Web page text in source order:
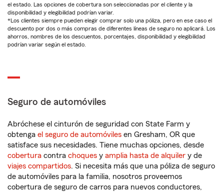
el estado. Las opciones de cobertura son seleccionadas por el cliente y la
disponibilidad y elegibilidad podrían variar.
*Los clientes siempre pueden elegir comprar solo una póliza, pero en ese caso el
descuento por dos o más compras de diferentes líneas de seguro no aplicará. Los
ahorros, nombres de los descuentos, porcentajes, disponibilidad y elegibilidad
podrían variar según el estado.
Seguro de automóviles
Abróchese el cinturón de seguridad con State Farm y
obtenga el seguro de automóviles en Gresham, OR que
satisface sus necesidades. Tiene muchas opciones, desde
cobertura contra choques y amplia hasta de alquiler y de
viajes compartidos. Si necesita más que una póliza de seguro
de automóviles para la familia, nosotros proveemos
cobertura de seguro de carros para nuevos conductores,